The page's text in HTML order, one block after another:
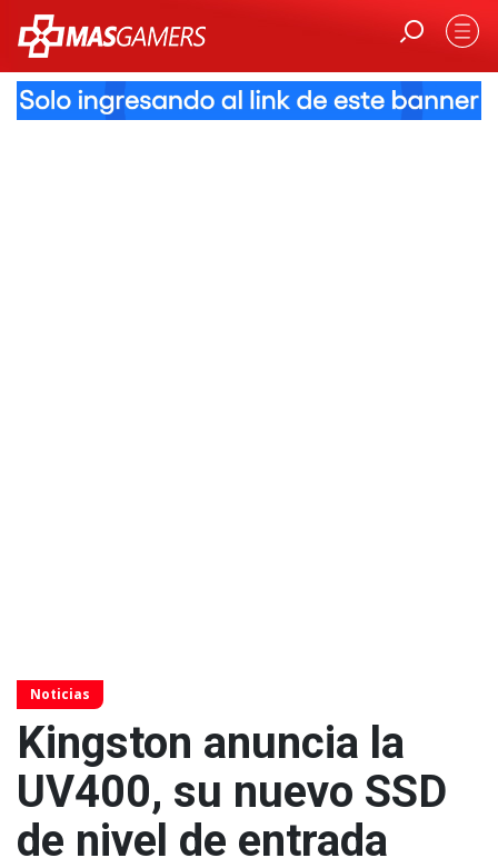
Noticias
Kingston anuncia la
UV400, su nuevo SSD
de nivel de entrada